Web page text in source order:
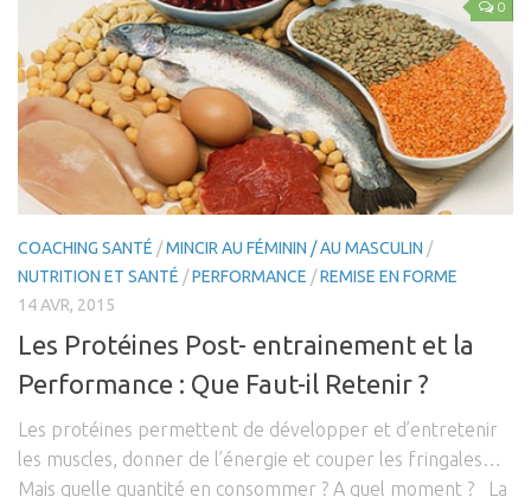
0
COACHING SANTÉ /MINCIR AU FÉMININ / AU MASCULIN /
NUTRITION ET SANTÉ /PERFORMANCE /REMISE EN FORME
14 AVR, 2015
Les Protéines Post- entrainement et la
Performance : Que Faut-il Retenir ?
Les protéines permettent de développer et d’entretenir
les muscles, donner de l’énergie et couper les fringales…
Mais quelle quantité en consommer ? A quel moment ? La